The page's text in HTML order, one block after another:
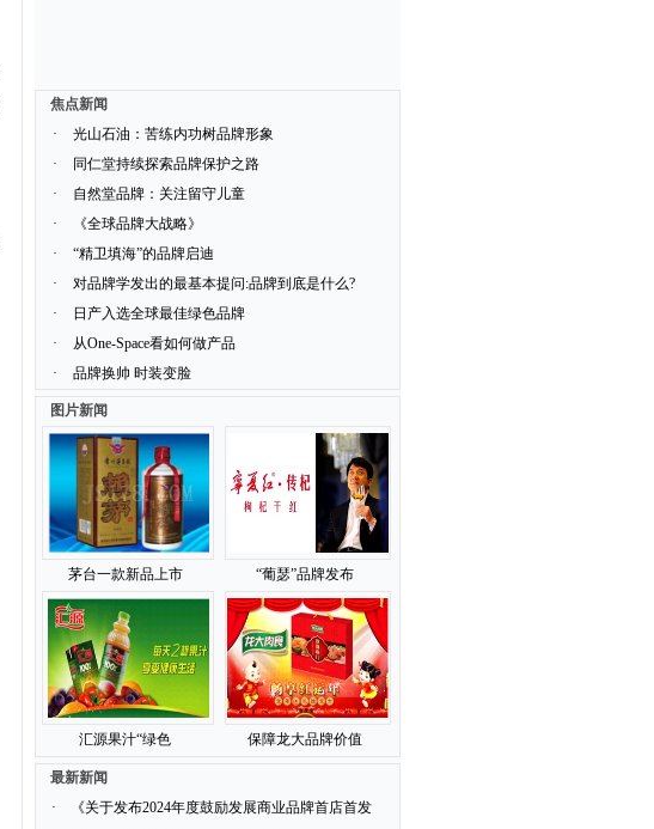
焦点新闻
·
光山石油：苦练内功树品牌形象
·
同仁堂持续探索品牌保护之路
·
自然堂品牌：关注留守儿童
·
《全球品牌大战略》
·
“精卫填海”的品牌启迪
·
对品牌学发出的最基本提问:品牌到底是什么?
·
日产入选全球最佳绿色品牌
·
从One-Space看如何做产品
·
品牌换帅 时装变脸
图片新闻
茅台一款新品上市 “葡瑟”品牌发布
汇源果汁“绿色 保障龙大品牌价值
最新新闻
·
《关于发布2024年度鼓励发展商业品牌首店首发